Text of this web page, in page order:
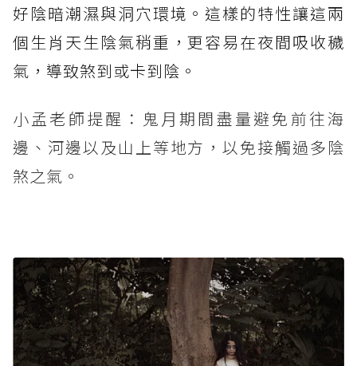
好陰暗潮濕與洞穴環境。這樣的特性讓這兩
個生肖天生陰氣稍重，更容易在夜間吸收穢
氣，導致煞到或卡到陰。
小孟老師提醒：鬼月期間盡量避免前往海
邊、河邊以及山上等地方，以免接觸過多陰
煞之氣。